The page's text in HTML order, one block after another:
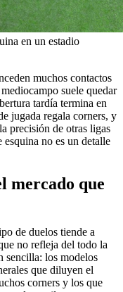
en un estadio
muchos contactos
suele quedar
tardía termina en
jugada regala corners, y
precisión de otras ligas
esquina no es un detalle
mercado que
de duelos tiende a
no refleja del todo la
sencilla: los modelos
que diluyen el
corners y los que